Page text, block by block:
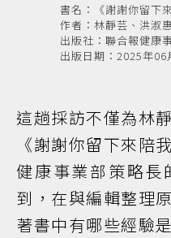
書名：《謝謝你留下
作者：林靜芸、洪淑惠
出版社：聯合報健康
出版日期：2025年06
這趟採訪不僅為林
《謝謝你留下來陪
健康事業部策略長
到，在與編輯整理
著書中有哪些經驗